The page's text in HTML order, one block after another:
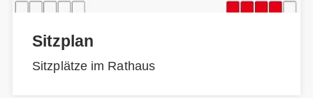
Sitzplan
Sitzplätze im Rathaus